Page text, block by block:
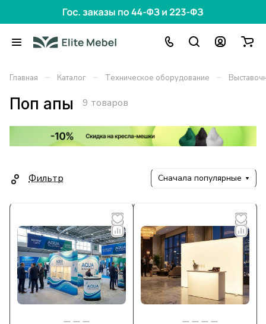
Главная – Каталог – Техническое оборудование –
Поп апы 9 товаров
Фильтр Сначала популярные